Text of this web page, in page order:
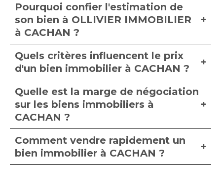
Pourquoi confier l'estimation de
son bien à OLLIVIER IMMOBILIER
à CACHAN ?
Quels critères influencent le prix
d'un bien immobilier à CACHAN ?
Quelle est la marge de négociation
sur les biens immobiliers à
CACHAN ?
Comment vendre rapidement un
bien immobilier à CACHAN ?